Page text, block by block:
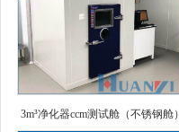
3m³净化器ccm测试舱（不锈钢舱）